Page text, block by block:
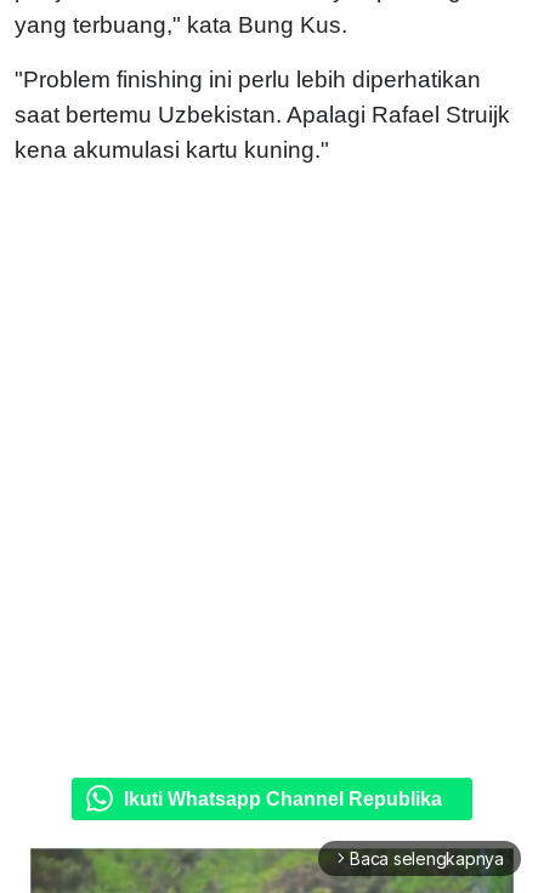
yang terbuang," kata Bung Kus.
"Problem finishing ini perlu lebih diperhatikan
saat bertemu Uzbekistan. Apalagi Rafael Struijk
kena akumulasi kartu kuning."
Ikuti Whatsapp Channel Republika
arrow_forward_ios Baca selengkapnya